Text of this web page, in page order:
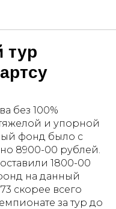
тур
без 100%
тяжелой и упорной
фонд было с
8900-00 рублей.
1800-00
на данный
скорее всего
за тур до